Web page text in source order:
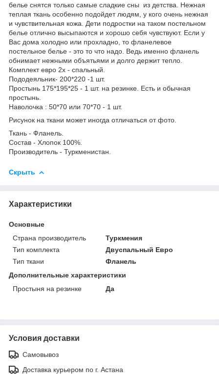
белье снятся только самые сладкие сны из детства. Нежная
теплая ткань особенно подойдет людям, у кого очень нежная
и чувствительная кожа. Дети подростки на таком постельном
белье отлично высыпаются и хорошо себя чувствуют. Если у
Вас дома холодно или прохладно, то фланелевое
постельное белье - это то что надо. Ведь именно фланель
обнимает нежными объятьями и долго держит тепло.
Комплект евро 2х - спальный.
Пододеяльник- 200*220 -1 шт.
Простынь 175*195*25 - 1 шт. на резинке. Есть и обычная
простынь.
Наволочка : 50*70 или 70*70 - 1 шт.
Рисунок на ткани может иногда отличаться от фото.
Ткань - Фланель.
Состав - Хлопок 100%.
Производитель - Туркменистан.
Скрыть
Характеристики
Основные
Страна производитель
Туркмения
Тип комплекта
Двуспальный Евро
Тип ткани
Фланель
Дополнительные характеристики
Простыня на резинке
Да
Условия доставки
Самовывоз
Доставка курьером по г. Астана